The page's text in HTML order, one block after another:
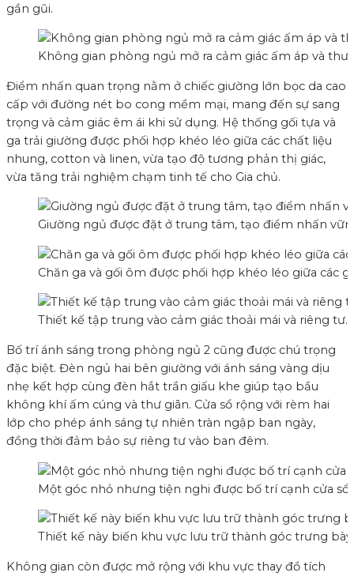
gần gũi.
Không gian phòng ngủ mở ra cảm giác ấm áp và
Điểm nhấn quan trọng nằm ở chiếc giường lớn bọc da cao
cấp với đường nét bo cong mềm mại, mang đến sự sang
trọng và cảm giác êm ái khi sử dụng. Hệ thống gối tựa và
ga trải giường được phối hợp khéo léo giữa các chất liệu
nhung, cotton và linen, vừa tạo độ tương phản thị giác,
vừa tăng trải nghiệm chạm tinh tế cho Gia chủ.
Giường ngủ được đặt ở trung tâm, tạo điểm nhấn
Chăn ga và gối ôm được phối hợp khéo léo giữa các
Thiết kế tập trung vào cảm giác thoải mái và riêng tư.
Bố trí ánh sáng trong phòng ngủ 2 cũng được chú trọng
đặc biệt. Đèn ngủ hai bên giường với ánh sáng vàng dịu
nhẹ kết hợp cùng đèn hắt trần giấu khe giúp tạo bầu
không khí ấm cúng và thư giãn. Cửa sổ rộng với rèm hai
lớp cho phép ánh sáng tự nhiên tràn ngập ban ngày,
đồng thời đảm bảo sự riêng tư vào ban đêm.
Một góc nhỏ nhưng tiện nghi được bố trí cạnh cửa
Thiết kế này biến khu vực lưu trữ thành góc trưng
Không gian còn được mở rộng với khu vực thay đồ tích